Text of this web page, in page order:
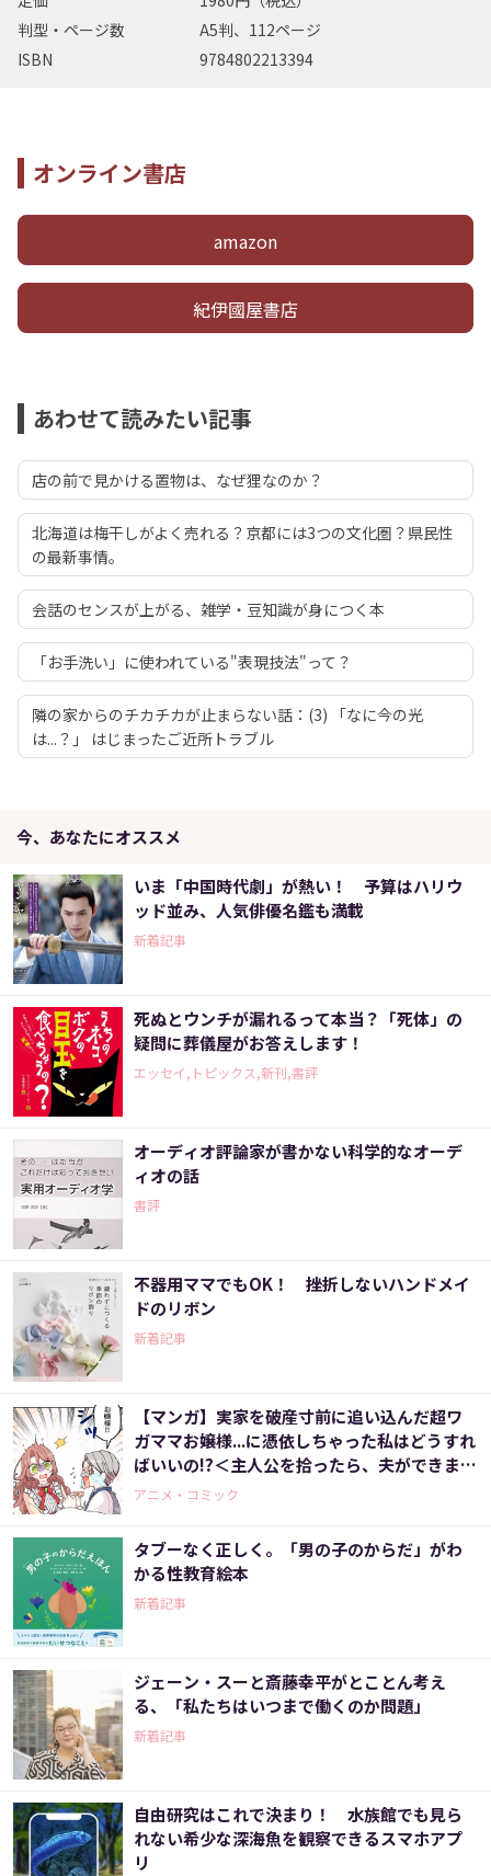
判型・ページ数
A5判、112ページ
ISBN
9784802213394
オンライン書店
amazon
紀伊國屋書店
あわせて読みたい記事
店の前で見かける置物は、なぜ狸なのか？
北海道は梅干しがよく売れる？京都には3つの文化圏？県民性
の最新事情。
会話のセンスが上がる、雑学・豆知識が身につく本
「お手洗い」に使われている"表現技法"って？
隣の家からのチカチカが止まらない話：(3) 「なに今の光
は...？」 はじまったご近所トラブル
今、あなたにオススメ
いま「中国時代劇」が熱い！ 予算はハリウ
ッド並み、人気俳優名鑑も満載
新着記事
死ぬとウンチが漏れるって本当？「死体」の
疑問に葬儀屋がお答えします！
エッセイ,トピックス,新刊,書評
オーディオ評論家が書かない科学的なオーデ
ィオの話
書評
不器用ママでもOK！ 挫折しないハンドメイ
ドのリボン
新着記事
【マンガ】実家を破産寸前に追い込んだ超ワ
ガママお嬢様...に憑依しちゃった私はどうすれ
ばいいの!?＜主人公を拾ったら、夫ができまし
た 2話＞
アニメ・コミック
タブーなく正しく。「男の子のからだ」がわ
かる性教育絵本
新着記事
ジェーン・スーと斎藤幸平がとことん考え
る、「私たちはいつまで働くのか問題」
新着記事
自由研究はこれで決まり！ 水族館でも見ら
れない希少な深海魚を観察できるスマホアプ
リ